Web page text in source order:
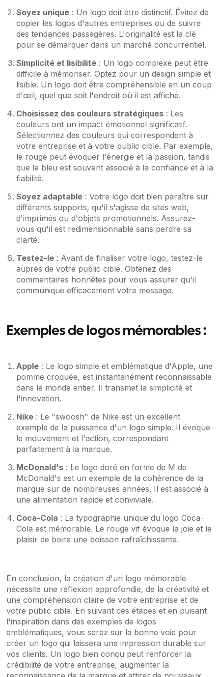
Soyez unique : Un logo doit être distinctif. Évitez de
copier les logos d'autres entreprises ou de suivre
des tendances passagères. L'originalité est la clé
pour se démarquer dans un marché concurrentiel.
Simplicité et lisibilité : Un logo complexe peut être
difficile à mémoriser. Optez pour un design simple et
lisible. Un logo doit être compréhensible en un coup
d'œil, quel que soit l'endroit où il est affiché.
Choisissez des couleurs stratégiques : Les
couleurs ont un impact émotionnel significatif.
Sélectionnez des couleurs qui correspondent à
votre entreprise et à votre public cible. Par exemple,
le rouge peut évoquer l'énergie et la passion, tandis
que le bleu est souvent associé à la confiance et à la
fiabilité.
Soyez adaptable : Votre logo doit bien paraître sur
différents supports, qu'il s'agisse de sites web,
d'imprimés ou d'objets promotionnels. Assurez-
vous qu'il est redimensionnable sans perdre sa
clarté.
Testez-le : Avant de finaliser votre logo, testez-le
auprès de votre public cible. Obtenez des
commentaires honnêtes pour vous assurer qu'il
communique efficacement votre message.
Exemples de logos mémorables :
Apple : Le logo simple et emblématique d'Apple, une
pomme croquée, est instantanément reconnaissable
dans le monde entier. Il transmet la simplicité et
l'innovation.
Nike : Le "swoosh" de Nike est un excellent
exemple de la puissance d'un logo simple. Il évoque
le mouvement et l'action, correspondant
parfaitement à la marque.
McDonald's : Le logo doré en forme de M de
McDonald's est un exemple de la cohérence de la
marque sur de nombreuses années. Il est associé à
une alimentation rapide et conviviale.
Coca-Cola : La typographie unique du logo Coca-
Cola est mémorable. Le rouge vif évoque la joie et le
plaisir de boire une boisson rafraîchissante.
En conclusion, la création d'un logo mémorable
nécessite une réflexion approfondie, de la créativité et
une compréhension claire de votre entreprise et de
votre public cible. En suivant ces étapes et en puisant
l'inspiration dans des exemples de logos
emblématiques, vous serez sur la bonne voie pour
créer un logo qui laissera une impression durable sur
vos clients. Un logo bien conçu peut renforcer la
crédibilité de votre entreprise, augmenter la